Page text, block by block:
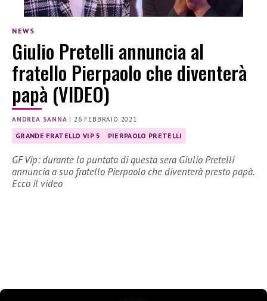
NEWS
Giulio Pretelli annuncia al
fratello Pierpaolo che diventerà
papà (VIDEO)
ANDREA SANNA |26 FEBBRAIO 2021
GRANDE FRATELLO VIP 5 PIERPAOLO PRETELLI
GF Vip: durante la puntata di questa sera Giulio Pretelli
annuncia a suo fratello Pierpaolo che diventerà presto papà.
Ecco il video